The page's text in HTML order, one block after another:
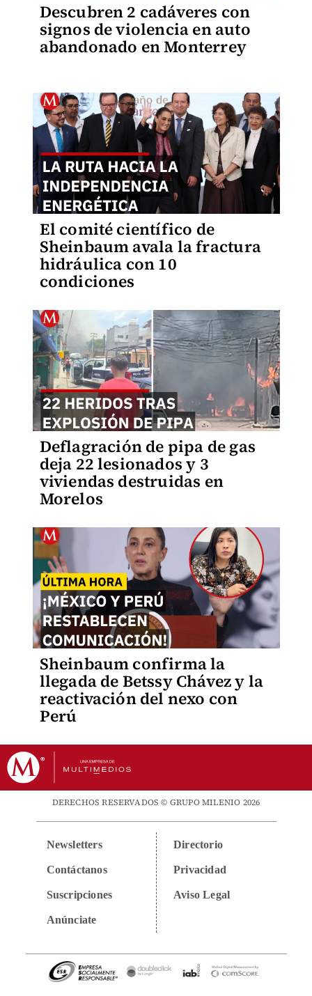
Descubren 2 cadáveres con
signos de violencia en auto
abandonado en Monterrey
El comité científico de
Sheinbaum avala la fractura
hidráulica con 10
condiciones
Deflagración de pipa de gas
deja 22 lesionados y 3
viviendas destruidas en
Morelos
Sheinbaum confirma la
llegada de Betssy Chávez y la
reactivación del nexo con
Perú
DERECHOS RESERVADOS © GRUPO MILENIO 2026
Newsletters
Contáctanos
Suscripciones
Anúnciate
Directorio
Privacidad
Aviso Legal